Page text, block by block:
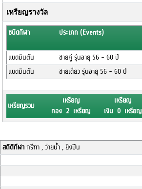
เหรียญรางวัล
ชนิดกีฬา ประเภท (Events)
แบดมินตัน ชายคู่ รุ่นอายุ 56 - 60 ปี
แบดมินตัน
ชายเดี่ยว รุ่นอายุ 56 - 60 ปี
เหรียญรวม
เหรียญ
ทอง 2 เหรียญ
เหรียญ
เงิน 0 เหรียญ
สถิติกีฬากรีฑา , ว่ายน้ำ , ยิงปืน